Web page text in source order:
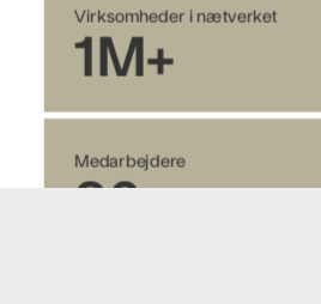
Virksomheder i nætverket
1M+
Medarbejdere
90